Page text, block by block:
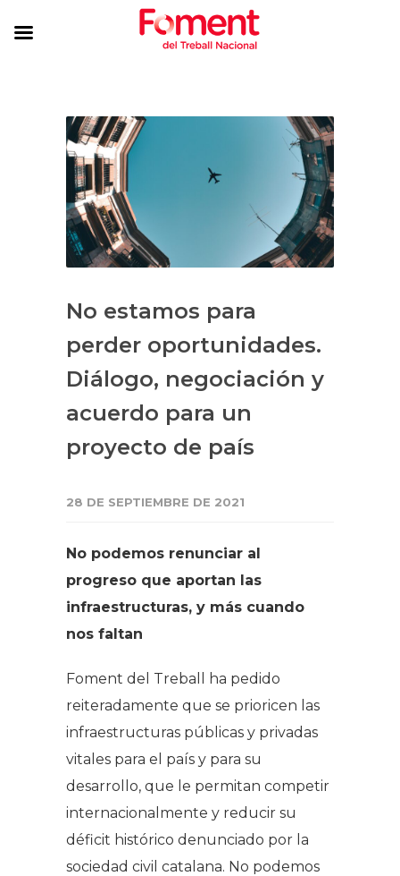
No estamos para
perder oportunidades.
Diálogo, negociación y
acuerdo para un
proyecto de país
28 DE SEPTIEMBRE DE 2021
No podemos renunciar al
progreso que aportan las
infraestructuras, y más cuando
nos faltan
Foment del Treball ha pedido
reiteradamente que se prioricen las
infraestructuras públicas y privadas
vitales para el país y para su
desarrollo, que le permitan competir
internacionalmente y reducir su
déficit histórico denunciado por la
sociedad civil catalana. No podemos